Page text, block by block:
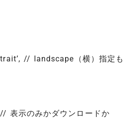
// landscape（横）指定も
表示のみかダウンロードか